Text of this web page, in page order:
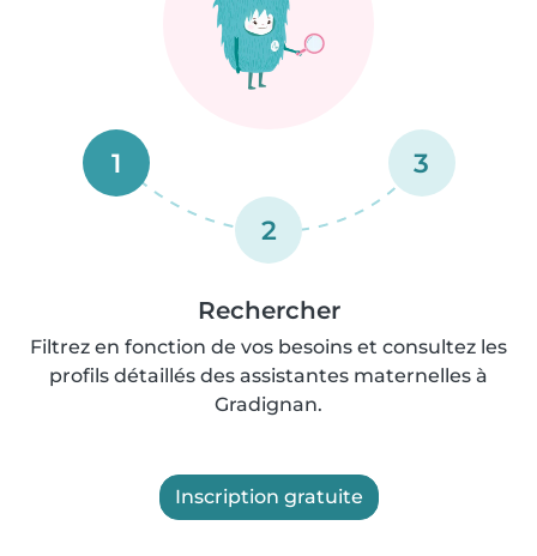
1
2
3
Rechercher
Filtrez en fonction de vos besoins et consultez les
profils détaillés des assistantes maternelles à
Gradignan.
Inscription gratuite